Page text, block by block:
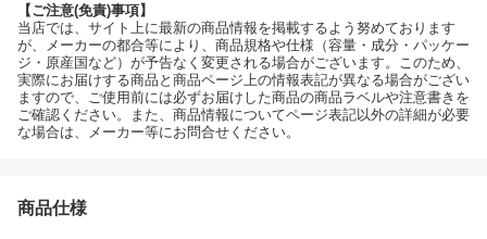
【ご注意(免責)事項】
当店では、サイト上に最新の商品情報を掲載するよう努めております
が、メーカーの都合等により、商品規格や仕様（容量・成分・パッケー
ジ・原産国など）が予告なく変更される場合がございます。このため、
実際にお届けする商品と商品ページ上の情報表記が異なる場合がござい
ますので、ご使用前には必ずお届けした商品の商品ラベルや注意書きを
ご確認ください。また、商品情報についてページ表記以外の詳細が必要
な場合は、メーカー等にお問合せください。
商品仕様